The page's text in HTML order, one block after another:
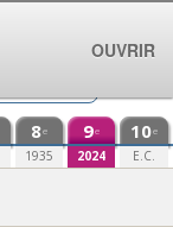
8e
1935
9e
2024
10e
E.C.
OUVRIR